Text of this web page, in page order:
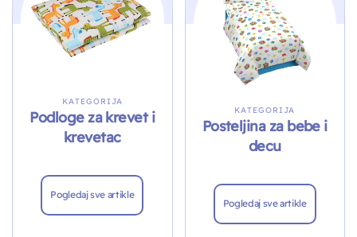
KATEGORIJA
Podloge za krevet i
krevetac
Pogledaj sve artikle
KATEGORIJA
Posteljina za bebe i
decu
Pogledaj sve artikle